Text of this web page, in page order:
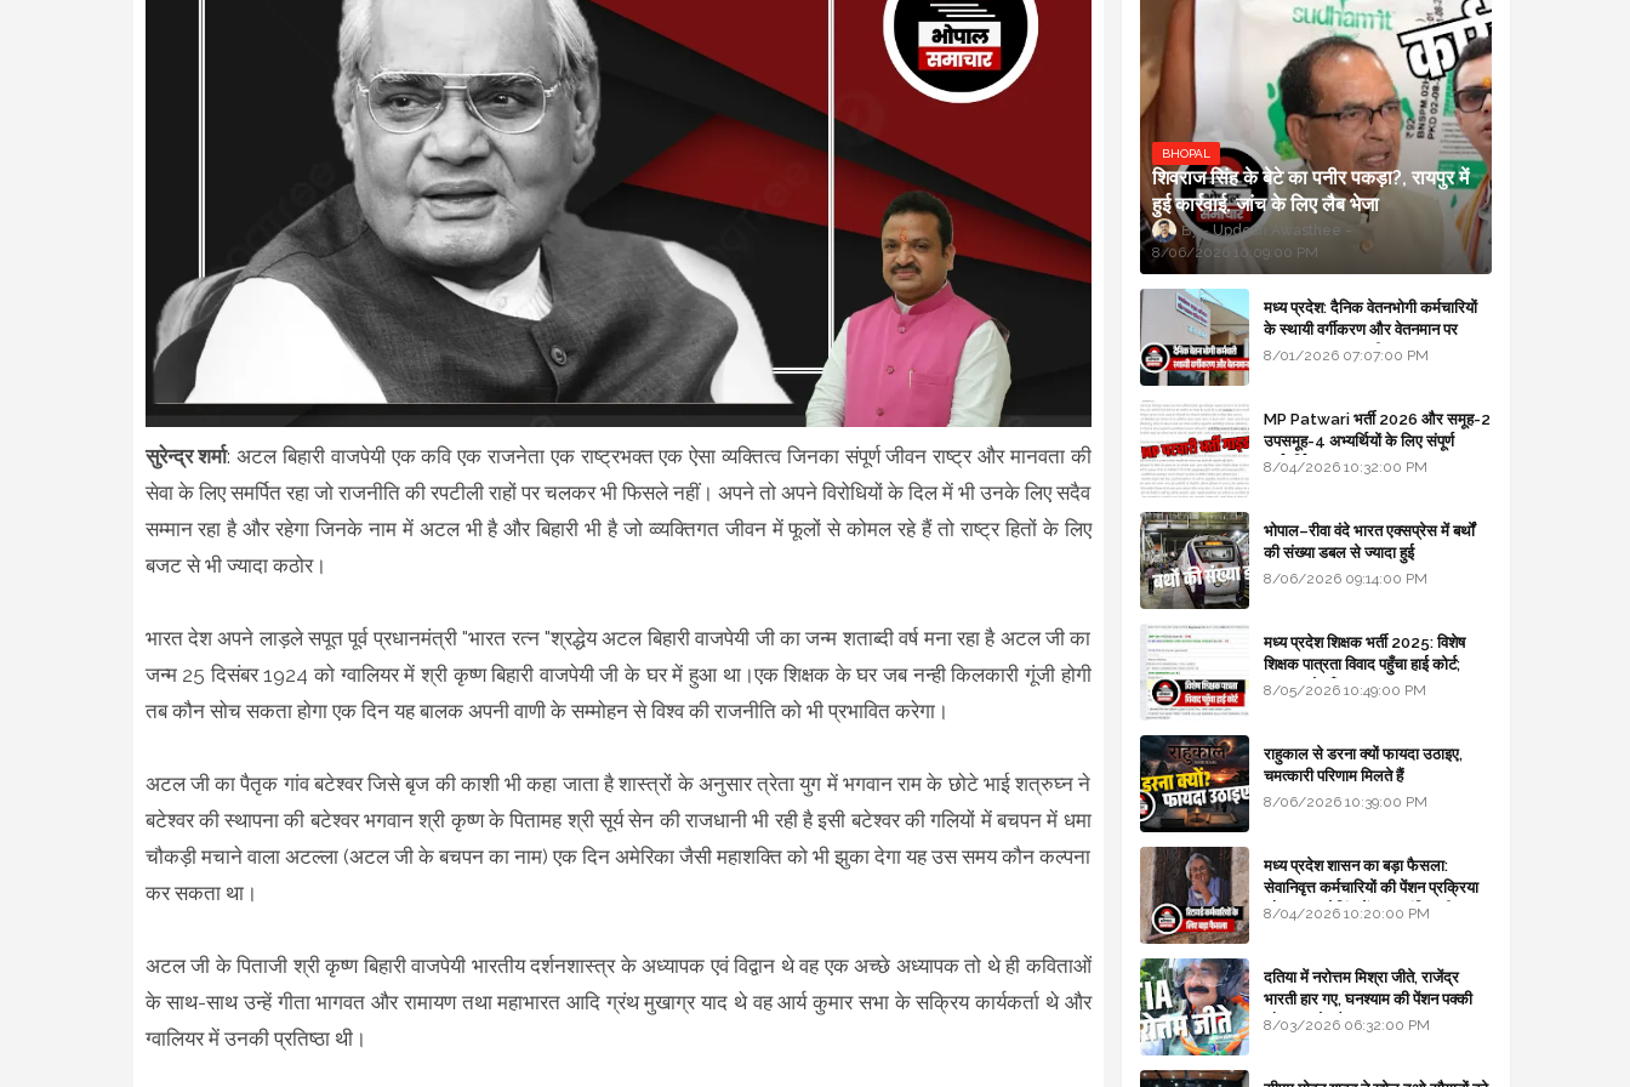
सुरेन्द्र शर्मा: अटल बिहारी वाजपेयी एक कवि एक राजनेता एक राष्ट्रभक्त एक ऐसा व्यक्तित्व जिनका संपूर्ण जीवन राष्ट्र और मानवता की
सेवा के लिए समर्पित रहा जो राजनीति की रपटीली राहों पर चलकर भी फिसले नहीं। अपने तो अपने विरोधियों के दिल में भी उनके लिए सदैव
सम्मान रहा है और रहेगा जिनके नाम में अटल भी है और बिहारी भी है जो व्व्यक्तिगत जीवन में फूलों से कोमल रहे हैं तो राष्ट्र हितों के लिए
बजट से भी ज्यादा कठोर।
भारत देश अपने लाड़ले सपूत पूर्व प्रधानमंत्री "भारत रत्न "श्रद्धेय अटल बिहारी वाजपेयी जी का जन्म शताब्दी वर्ष मना रहा है अटल जी का
जन्म 25 दिसंबर 1924 को ग्वालियर में श्री कृष्ण बिहारी वाजपेयी जी के घर में हुआ था।एक शिक्षक के घर जब नन्ही किलकारी गूंजी होगी
तब कौन सोच सकता होगा एक दिन यह बालक अपनी वाणी के सम्मोहन से विश्व की राजनीति को भी प्रभावित करेगा।
अटल जी का पैतृक गांव बटेश्वर जिसे बृज की काशी भी कहा जाता है शास्त्रों के अनुसार त्रेता युग में भगवान राम के छोटे भाई शत्रुघ्न ने
बटेश्वर की स्थापना की बटेश्वर भगवान श्री कृष्ण के पितामह श्री सूर्य सेन की राजधानी भी रही है इसी बटेश्वर की गलियों में बचपन में धमा
चौकड़ी मचाने वाला अटल्ला (अटल जी के बचपन का नाम) एक दिन अमेरिका जैसी महाशक्ति को भी झुका देगा यह उस समय कौन कल्पना
कर सकता था।
अटल जी के पिताजी श्री कृष्ण बिहारी वाजपेयी भारतीय दर्शनशास्त्र के अध्यापक एवं विद्वान थे वह एक अच्छे अध्यापक तो थे ही कविताओं
के साथ-साथ उन्हें गीता भागवत और रामायण तथा महाभारत आदि ग्रंथ मुखाग्र याद थे वह आर्य कुमार सभा के सक्रिय कार्यकर्ता थे और
ग्वालियर में उनकी प्रतिष्ठा थी।
BHOPAL
शिवराज सिंह के बेटे का पनीर पकड़ा?, रायपुर में
हुई कार्रवाई, जांच के लिए लैब भेजा
Updesh Awasthee
8/06/2026 10:09:00 PM
मध्य प्रदेश: दैनिक वेतनभोगी कर्मचारियों
के स्थायी वर्गीकरण और वेतनमान पर
सरकार का बड़ा स्पष्टीकरण
8/01/2026 07:07:00 PM
MP Patwari भर्ती 2026 और समूह-2
उपसमूह-4 अभ्यर्थियों के लिए संपूर्ण
मार्गदर्शिका
8/04/2026 10:32:00 PM
भोपाल–रीवा वंदे भारत एक्सप्रेस में बर्थों
की संख्या डबल से ज्यादा हुई
8/06/2026 09:14:00 PM
मध्य प्रदेश शिक्षक भर्ती 2025: विशेष
शिक्षक पात्रता विवाद पहुँचा हाई कोर्ट;
सरकार से माँगा जवाब
8/05/2026 10:49:00 PM
राहुकाल से डरना क्यों फायदा उठाइए,
चमत्कारी परिणाम मिलते हैं
8/06/2026 10:39:00 PM
मध्य प्रदेश शासन का बड़ा फैसला:
सेवानिवृत्त कर्मचारियों की पेंशन प्रक्रिया
और बजट कोडिंग में हुए क्रांतिकारी
8/04/2026 10:20:00 PM
दतिया में नरोत्तम मिश्रा जीते, राजेंद्र
भारती हार गए, घनश्याम की पेंशन पक्की
और आशुतोष बैक टू...
8/03/2026 06:32:00 PM